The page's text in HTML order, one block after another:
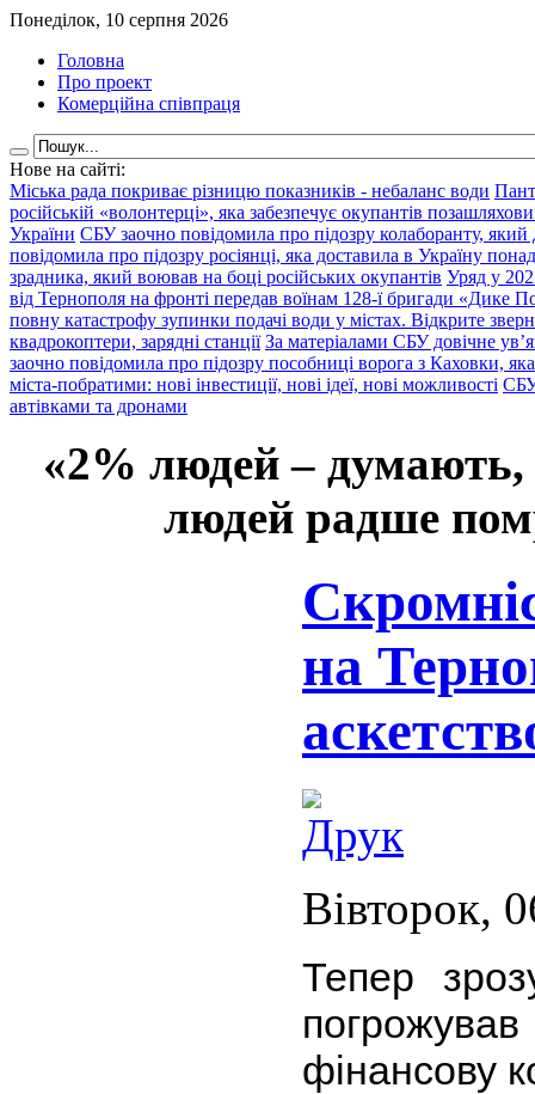
Понеділок, 10 серпня 2026
Головна
Про проект
Комерційна співпраця
Нове на сайті:
Міська рада покриває різницю показників - небаланс води
російській «волонтерці», яка забезпечує окупантів
України СБУ заочно повідомила про підозру колаборанту,
повідомила про підозру росіянці, яка доставила в Україну
зрадника, який воював на боці російських окупантів Уряд у
від Тернополя на фронті передав воїнам 128-ї бригади «Дике
повну катастрофу зупинки подачі води у містах. Відкрите
квадрокоптери, зарядні станції За матеріалами СБУ довічне
заочно повідомила про підозру пособниці ворога з Каховки,
міста-побратими: нові інвестиції, нові ідеї, нові можливості СБУ
автівками та дронами
«2% людей –
людей радше
на
Вівторок,
Тепер
фінансову